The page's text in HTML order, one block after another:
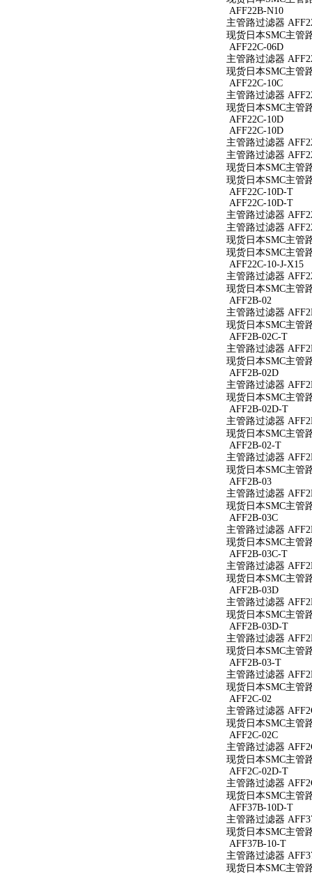
AFF22B-N10
主管路过滤器
现货日本SMC主管
AFF22C-06D
主管路过滤器
现货日本SMC主管
AFF22C-10C
主管路过滤器
现货日本SMC主管
AFF22C-10D
AFF22C-10D
主管路过滤器
主管路过滤器
现货日本SMC主管
现货日本SMC主管
AFF22C-10D-T
AFF22C-10D-T
主管路过滤器
主管路过滤器
现货日本SMC主管
现货日本SMC主管
AFF22C-10-J-X15
主管路过滤器
现货日本SMC主管
AFF2B-02
主管路过滤器
现货日本SMC主管
AFF2B-02C-T
主管路过滤器
现货日本SMC主管
AFF2B-02D
主管路过滤器
现货日本SMC主管
AFF2B-02D-T
主管路过滤器
现货日本SMC主管
AFF2B-02-T
主管路过滤器
现货日本SMC主管
AFF2B-03
主管路过滤器
现货日本SMC主管
AFF2B-03C
主管路过滤器
现货日本SMC主管
AFF2B-03C-T
主管路过滤器
现货日本SMC主管
AFF2B-03D
主管路过滤器
现货日本SMC主管
AFF2B-03D-T
主管路过滤器
现货日本SMC主管
AFF2B-03-T
主管路过滤器
现货日本SMC主管
AFF2C-02
主管路过滤器
现货日本SMC主管
AFF2C-02C
主管路过滤器
现货日本SMC主管
AFF2C-02D-T
主管路过滤器
现货日本SMC主管
AFF37B-10D-T
主管路过滤器
现货日本SMC主管
AFF37B-10-T
主管路过滤器
现货日本SMC主管